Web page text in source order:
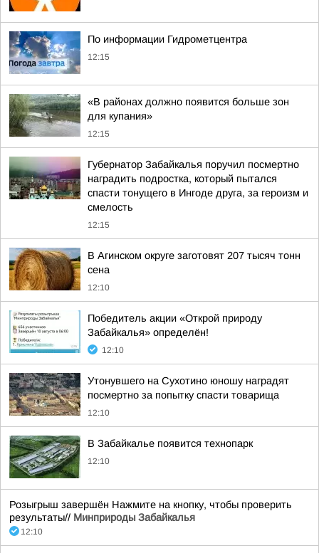
По информации Гидрометцентра
12:15
«В районах должно появится больше зон
для купания»
12:15
Губернатор Забайкалья поручил посмертно
наградить подростка, который пытался
спасти тонущего в Ингоде друга, за героизм и
смелость
12:15
В Агинском округе заготовят 207 тысяч тонн
сена
12:10
Победитель акции «Открой природу
Забайкалья» определён!
12:10
Утонувшего на Сухотино юношу наградят
посмертно за попытку спасти товарища
12:10
В Забайкалье появится технопарк
12:10
Розыгрыш завершён Нажмите на кнопку, чтобы проверить
результаты// Минприроды Забайкалья
12:10